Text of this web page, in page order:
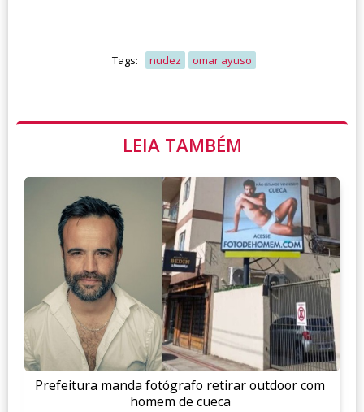
Tags: nudez omar ayuso
LEIA TAMBÉM
Prefeitura manda fotógrafo retirar outdoor com
homem de cueca